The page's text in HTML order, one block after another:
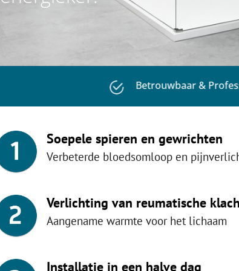
Betrouwbaar &
Soepele spieren en gewrichten​
Verbeterde bloedsomloop en
Verlichting van reumatische
Aangename warmte voor het lichaam
Installatie in een halve dag